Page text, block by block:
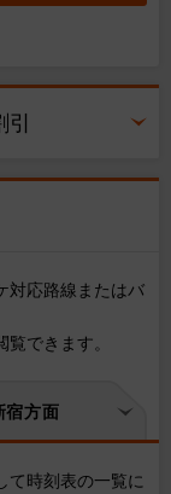
対応路線またはバ
できます。
宿方面
て時刻表の一覧に